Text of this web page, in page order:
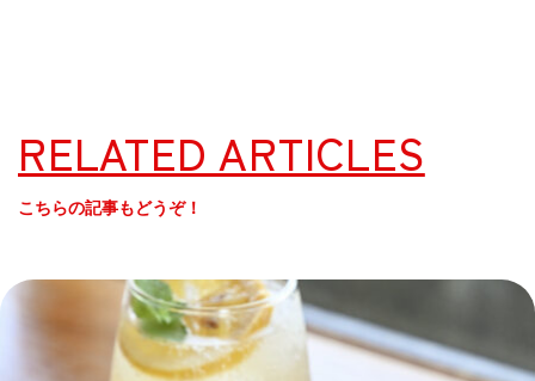
RELATED ARTICLES
こちらの記事もどうぞ！